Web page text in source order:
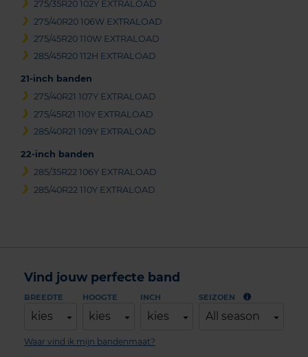
275/35R20 102Y EXTRALOAD
275/40R20 106W EXTRALOAD
275/45R20 110W EXTRALOAD
285/45R20 112H EXTRALOAD
21-inch banden
275/40R21 107Y EXTRALOAD
275/45R21 110Y EXTRALOAD
285/40R21 109Y EXTRALOAD
22-inch banden
285/35R22 106Y EXTRALOAD
285/40R22 110Y EXTRALOAD
Vind jouw perfecte band
BREEDTE
kies
HOOGTE
kies
INCH
kies
SEIZOEN
All season
Waar vind ik mijn bandenmaat?